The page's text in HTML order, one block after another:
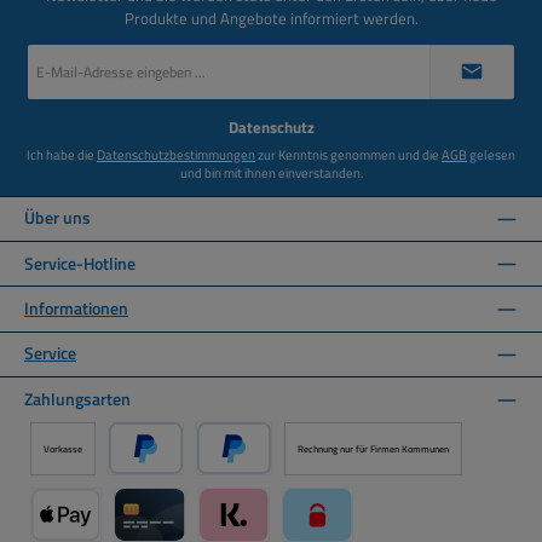
Produkte und Angebote informiert werden.
Mail-
Datenschutz
Ich habe die Datenschutzbestimmungenzur Kenntnis genommen und dieAGBgelesen
und bin mit ihnen einverstanden.
Über uns
Service-Hotline
Informationen
Service
Zahlungsarten
Vorkasse
PayPal Später Bezahlen über PayPal
Rechnung nur für Firmen Kommunen